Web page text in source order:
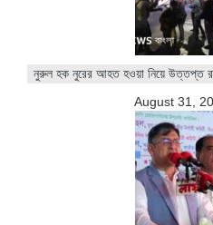
নুরুল হক নুরের আহত হওয়া নিয়ে উত্তপ্ত
August 31,